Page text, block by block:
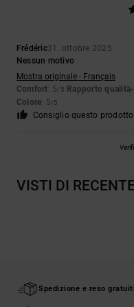
Frédéric31. ottobre 2025
Nessun motivo
Mostra originale - Français
Comfort: 5/5 Rapporto
Colore: 5/5
Consiglio questo prodotto
VISTI DI RECENTE
Spedizione e reso